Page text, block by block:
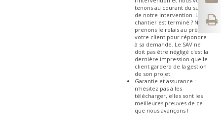
tenons au courant du suivi
de notre intervention. Le
chantier est terminé ? Nous
prenons le relais au près de
votre client pour répondre
à sa demande. Le SAV ne
doit pas être négligé c'est la
dernière impression que le
client gardera de la gestion
de son projet.
Garantie et assurance :
n'hésitez pas à les
télécharger, elles sont les
meilleures preuves de ce
que nous avançons !